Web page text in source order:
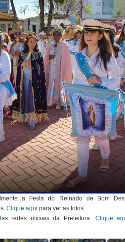
a Festa do Reinado de Bom
Clique aqui para ver as fotos.
redes oficiais da Prefeitura. Clique